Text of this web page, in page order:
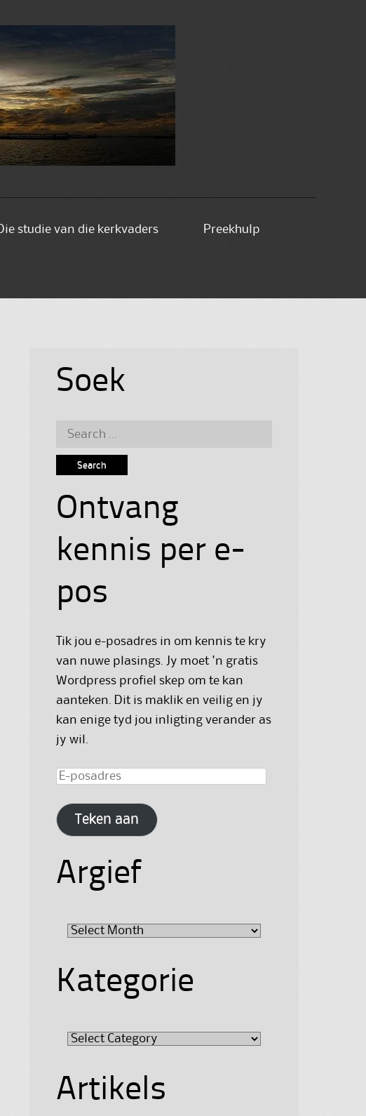
Die studie van die kerkvaders Preekhulp
Soek
Search
Ontvang
kennis per e-
pos
Tik jou e-posadres in om kennis te kry
van nuwe plasings. Jy moet 'n gratis
Wordpress profiel skep om te kan
aanteken. Dit is maklik en veilig en jy
kan enige tyd jou inligting verander as
jy wil.
E-
Teken aan
Argief
Argief
Kategorie
Kategorie
Artikels